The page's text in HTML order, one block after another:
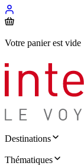
Votre panier est vide
Destinations
Thématiques